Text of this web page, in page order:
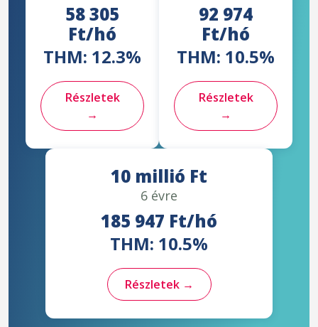
58 305
Ft/hó
THM: 12.3%
Részletek
→
92 974
Ft/hó
THM: 10.5%
Részletek
→
10 millió Ft
6 évre
185 947 Ft/hó
THM: 10.5%
Részletek →